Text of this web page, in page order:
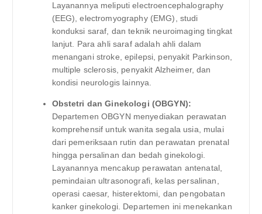
Layanannya meliputi electroencephalography
(EEG), electromyography (EMG), studi
konduksi saraf, dan teknik neuroimaging tingkat
lanjut. Para ahli saraf adalah ahli dalam
menangani stroke, epilepsi, penyakit Parkinson,
multiple sclerosis, penyakit Alzheimer, dan
kondisi neurologis lainnya.
Obstetri dan Ginekologi (OBGYN):
Departemen OBGYN menyediakan perawatan
komprehensif untuk wanita segala usia, mulai
dari pemeriksaan rutin dan perawatan prenatal
hingga persalinan dan bedah ginekologi.
Layanannya mencakup perawatan antenatal,
pemindaian ultrasonografi, kelas persalinan,
operasi caesar, histerektomi, dan pengobatan
kanker ginekologi. Departemen ini menekankan